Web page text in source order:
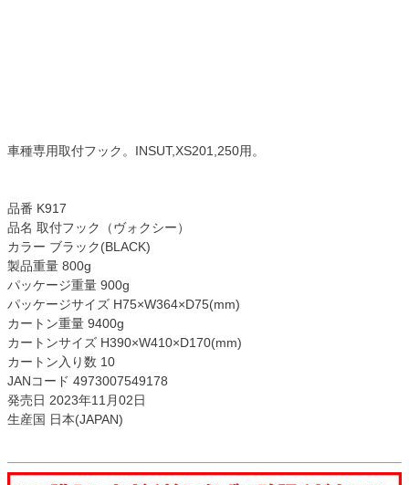
車種専用取付フック。INSUT,XS201,250用。
品番 K917
品名 取付フック（ヴォクシー）
カラー ブラック(BLACK)
製品重量 800g
パッケージ重量 900g
パッケージサイズ H75×W364×D75(mm)
カートン重量 9400g
カートンサイズ H390×W410×D170(mm)
カートン入り数 10
JANコード 4973007549178
発売日 2023年11月02日
生産国 日本(JAPAN)